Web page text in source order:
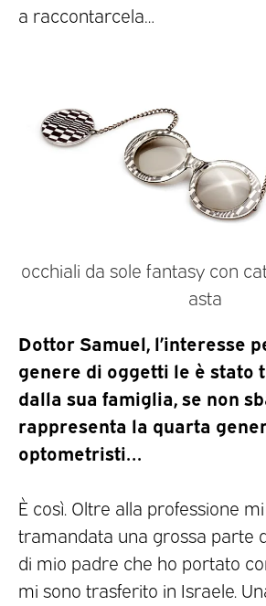
a raccontarcela…
occhiali da sole fantasy con
asta
Dottor Samuel, l’interesse
genere di oggetti le è stato
dalla sua famiglia, se non
rappresenta la quarta
optometristi…
È così. Oltre alla professione
tramandata una grossa parte
di mio padre che ho portato
mi sono trasferito in Israele.